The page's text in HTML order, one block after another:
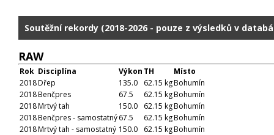
Soutěžní rekordy (2018-2026 - pouze z výsledků v
RAW
Rok Disciplína Výkon TH
Místo
2018Dřep 135.0 62.15 kgBohumín
2018Benčpres 67.5 62.15 kgBohumín
2018Mrtvý tah 150.0 62.15 kgBohumín
2018Benčpres - samostatný67.5 62.15 kgBohumín
2018Mrtvý tah - samostatný 150.0 62.15 kgBohumín